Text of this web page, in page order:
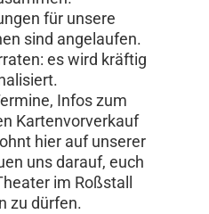
für unsere
sind angelaufen.
es wird kräftig
Infos zum
Kartenvorverkauf
hier auf unserer
uns darauf, euch
im Roßstall
zu dürfen.